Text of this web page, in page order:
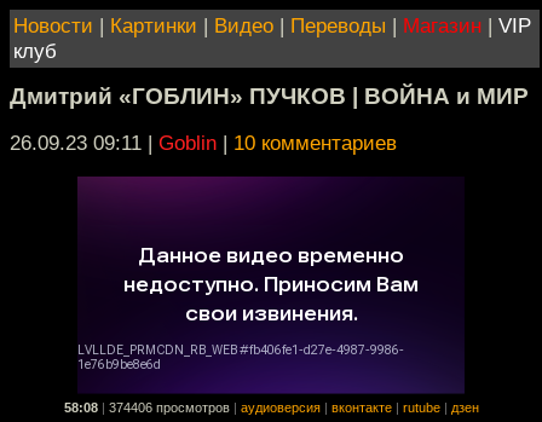
Новости | Картинки | Видео | Переводы | Магазин | VIP
клуб
Дмитрий «ГОБЛИН» ПУЧКОВ | ВОЙНА и МИР
26.09.23 09:11 | Goblin | 10 комментариев
58:08 374406 просмотров аудиоверсия вконтакте rutube дзен